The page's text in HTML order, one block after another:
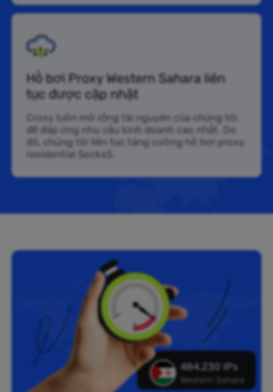
Hồ bơi Proxy Western Sahara liên
tục được cập nhật
Croxy luôn mở rộng tài nguyên của chúng tôi
để đáp ứng nhu cầu kinh doanh cao nhất. Do
đó, chúng tôi liên tục tăng cường hồ bơi proxy
residential Socks5.
484,230 IPs
Western Sahara